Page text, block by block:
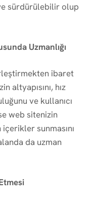
sürdürülebilir olup
Uzmanlığı
ibaret
altyapısını, hız
ve kullanıcı
web sitenizin
sunmasını
da uzman